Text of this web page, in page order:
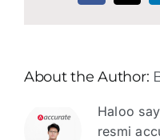
About the Author:
Haloo
resmi